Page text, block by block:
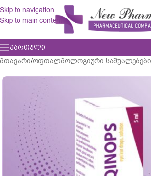
Skip to navigation
Skip to main content
ᲥᲐᲠᲗᲣᲚᲘ
მთავარი/ოფთალმოლოგიური საშუალებები